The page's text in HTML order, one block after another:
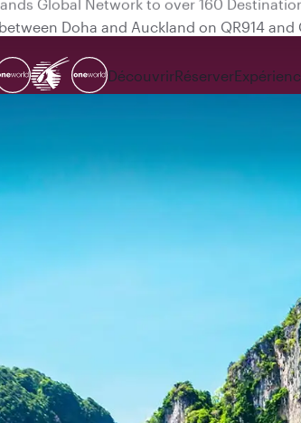
Doha and Auckland on QR914 and
DécouvrirRéserver